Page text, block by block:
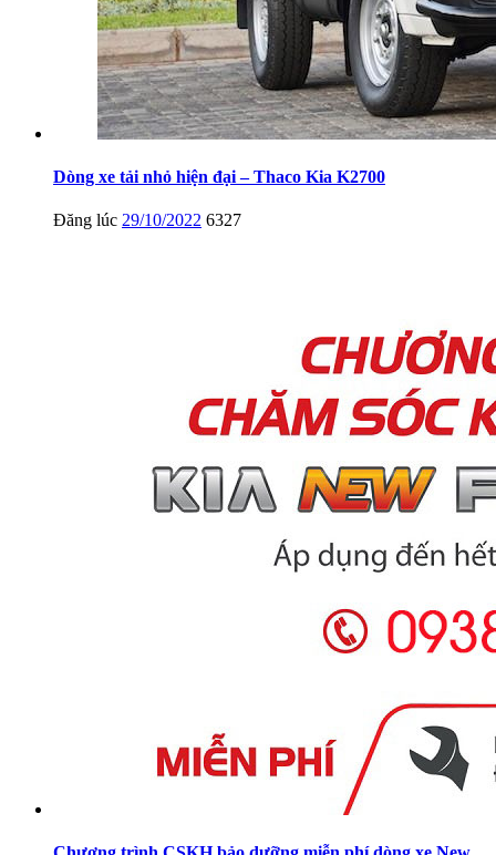
Dòng xe tải nhỏ hiện đại – Thaco Kia K2700
Đăng lúc 29/10/2022 6327